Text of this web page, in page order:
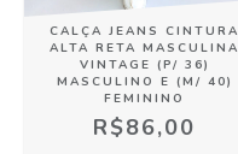
CALÇA JEANS CINTURA
ALTA RETA MASCULINA
VINTAGE (P/ 36)
MASCULINO E (M/ 40)
FEMININO
R$86,00